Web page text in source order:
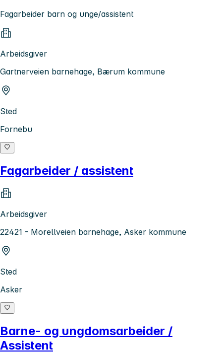
Fagarbeider barn og unge/assistent
Arbeidsgiver
Gartnerveien barnehage, Bærum kommune
Sted
Fornebu
Fagarbeider / assistent
Arbeidsgiver
22421 - Morellveien barnehage, Asker kommune
Sted
Asker
Barne- og ungdomsarbeider /
Assistent